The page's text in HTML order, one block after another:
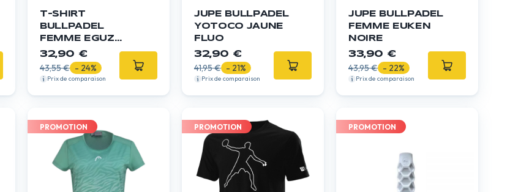
T-SHIRT
BULLPADEL
FEMME EGUZ
BLEU
32,90 €
43,55 € - 24%
Prix de comparaison
JUPE BULLPADEL
YOTOCO JAUNE
FLUO
32,90 €
41,95 € - 21%
Prix de comparaison
JUPE BULLPADEL
FEMME EUKEN
NOIRE
33,90 €
43,95 € - 22%
Prix de comparaison
PROMOTION PROMOTION PROMOTION